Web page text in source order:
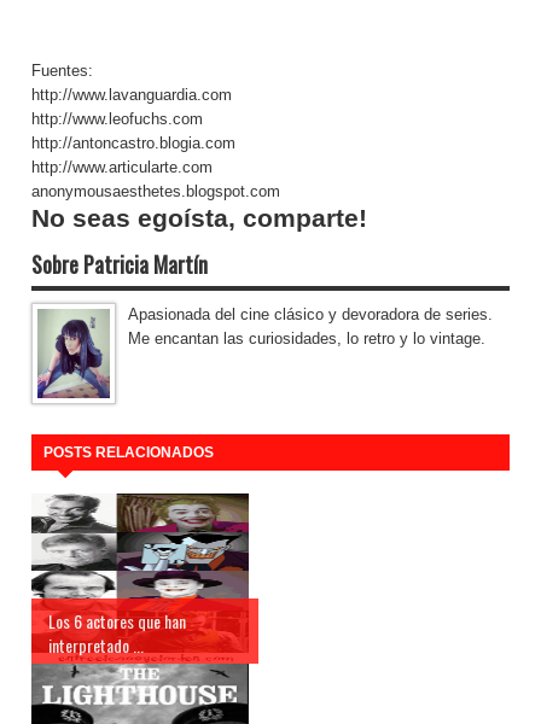
Fuentes:
http://www.lavanguardia.com
http://www.leofuchs.com
http://antoncastro.blogia.com
http://www.articularte.com
anonymousaesthetes.blogspot.com
No seas egoísta, comparte!
Sobre Patricia Martín
Apasionada del cine clásico y devoradora de series.
Me encantan las curiosidades, lo retro y lo vintage.
POSTS RELACIONADOS
Los 6 actores que han
interpretado ...